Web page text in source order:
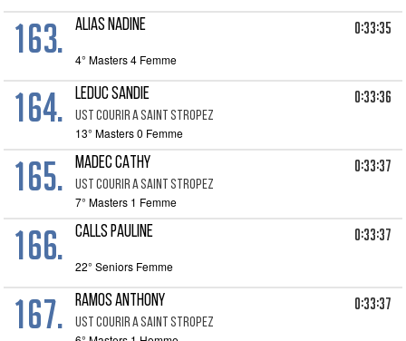
163. ALIAS NADINE 0:33:35
4° Masters 4 Femme
164. LEDUC SANDIE
UST COURIR A SAINT STROPEZ
0:33:36
13° Masters 0 Femme
165. MADEC CATHY
UST COURIR A SAINT STROPEZ
0:33:37
7° Masters 1 Femme
166. CALLS PAULINE 0:33:37
22° Seniors Femme
167. RAMOS ANTHONY
UST COURIR A SAINT STROPEZ
0:33:37